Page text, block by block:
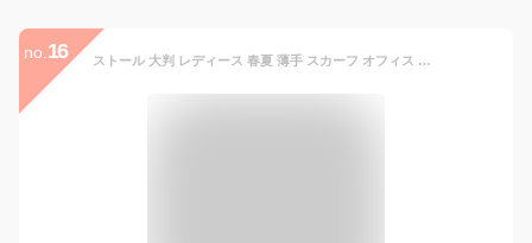
no. 16 ストール 大判 レディース 春夏 薄手 スカーフ オフィス 紫外線カット 冷房対策 通勤 首元 軽量 軽い グラデーション コンパクト OL 日よ